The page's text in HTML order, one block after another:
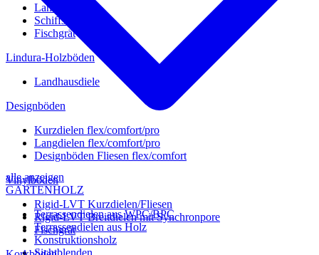
alle anzeigen
GARTENHOLZ
Terrassendielen aus WPC/BPC
Terrassendielen aus Holz
Konstruktionsholz
Sichtblenden
Landhausdiele
Schiffsboden
Fischgrät
Lindura-Holzböden
Landhausdiele
Designböden
Kurzdielen flex/comfort/pro
Langdielen flex/comfort/pro
Designböden Fliesen flex/comfort
Vinylböden
Rigid-LVT Kurzdielen/Fliesen
Rigid-LVT Breitdielen mit Synchronpore
Fischgrät